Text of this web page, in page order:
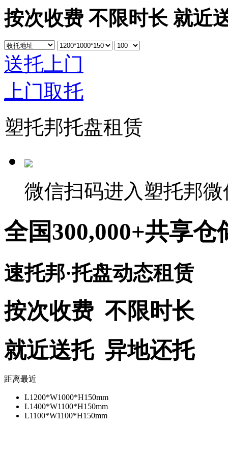
按次收费 不限时长 就近
送托上门
上门取托
塑托邦托盘租赁
微信扫码进入塑托邦
全国300,000+共享仓
速托邦·托盘动态租赁
按次收费 不限时长
就近送托 异地还托
距离最近
L1200*W1000*H150mm
L1400*W1100*H150mm
L1100*W1100*H150mm